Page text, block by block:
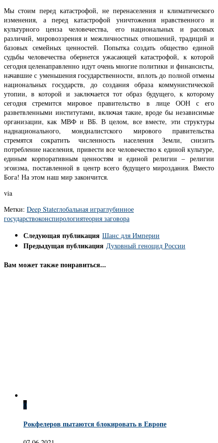
Мы стоим перед катастрофой, не перенаселения и климатического
изменения, а перед катастрофой уничтожения нравственного и
культурного ценза человечества, его национальных и расовых
различий, мировоззрения и межличностных отношений, традиций и
базовых семейных ценностей. Попытка создать общество единой
судьбы человечества обернется ужасающей катастрофой, к которой
сегодня целенаправленно идут очень многие политики и финансисты,
начавшие с уменьшения государственности, вплоть до полной отмены
национальных государств, до создания образа коммунистической
утопии, в которой и заключается тот образ будущего, к которому
сегодня стремится мировое правительство в лице ООН с его
разветвленными институтами, включая такие, вроде бы независимые
организации, как МВФ и ВБ. В целом, все вместе, эти структуры
наднационального, мондиалистского мирового правительства
стремятся сократить численность населения Земли, снизить
потребление населения, привести все человечество к единой культуре,
единым корпоративным ценностям и единой религии – религии
эгоизма, поставленной в центр всего будущего мироздания. Вместо
Бога! На этом наш мир закончится.
via
Метки: Deep Stateглобальная играглубинное
государствоконспирологиятеория заговора
Следующая публикация Шанс для Империи
Предыдущая публикация Духовный геноцид России
Вам может также понравиться...
0
Рокфелеров пытаются блокировать в Европе